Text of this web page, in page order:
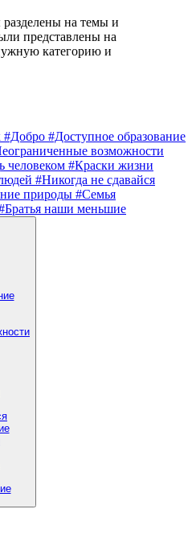
на темы и
представлены на
категорию и
#Добро #Доступное образование
возможности
человеком #Краски жизни
#Никогда не сдавайся
природы #Семья
наши меньшие